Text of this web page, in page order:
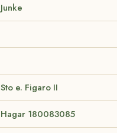
Junke
Sto e. Figaro II
Hagar 180083085